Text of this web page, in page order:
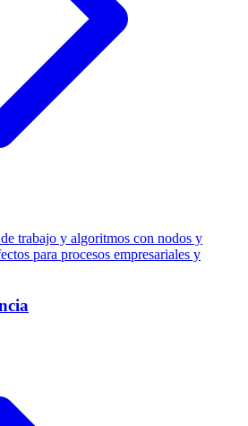
trabajo y algoritmos con nodos y
para procesos empresariales y